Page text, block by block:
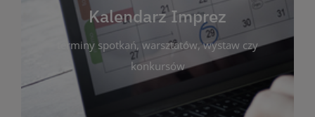
Kalendarz Imprez
terminy spotkań, warsztatów, wystaw czy
konkursów
spotkań, warsztatów, wystaw czy konkursów.
Dzięki przejrzystemu kalendarzowi łatwo
zaplanujesz udział w interesujących Cię
wydarzeniach. Aktualizujemy harmonogram na
bieżąco, by zawsze był zgodny z planem pracy
biblioteki. Zapraszamy do śledzenia i uczestnictwa